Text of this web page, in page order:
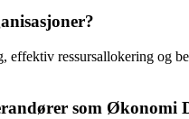
ressursallokering og
som Økonomi